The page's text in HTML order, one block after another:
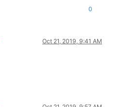
0
Oct 21, 2019, 9:41 AM